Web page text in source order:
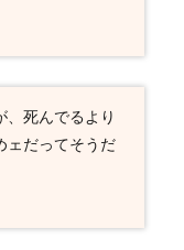
、死んでるより
ェだってそうだ